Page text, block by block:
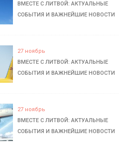
ВМЕСТЕ С ЛИТВОЙ: АКТУАЛЬНЫЕ
СОБЫТИЯ И ВАЖНЕЙШИЕ НОВОСТИ
27 ноябрь
ВМЕСТЕ С ЛИТВОЙ: АКТУАЛЬНЫЕ
СОБЫТИЯ И ВАЖНЕЙШИЕ НОВОСТИ
27 ноябрь
ВМЕСТЕ С ЛИТВОЙ: АКТУАЛЬНЫЕ
СОБЫТИЯ И ВАЖНЕЙШИЕ НОВОСТИ